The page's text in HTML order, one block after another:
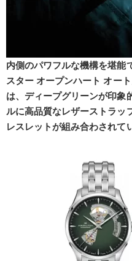
内側のパワフルな機構を堪能
スター オープンハート オー
は、ディープグリーンが印象
ルに高品質なレザーストラッ
レスレットが組み合わされて